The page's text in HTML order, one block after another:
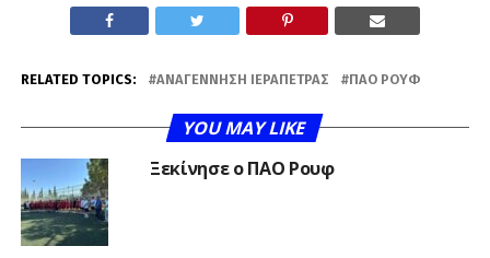
RELATED TOPICS: ΑΝΑΓΈΝΝΗΣΗ ΙΕΡΆΠΕΤΡΑΣ ΠΑΟ ΡΟΥΦ
YOU MAY LIKE
Ξεκίνησε ο ΠΑΟ Ρουφ